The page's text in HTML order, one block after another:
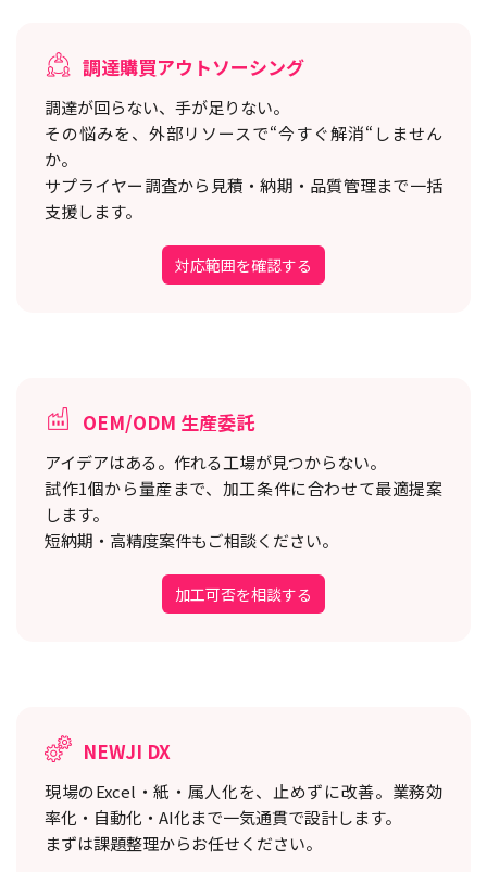
調達購買アウトソーシング
調達が回らない、手が足りない。
その悩みを、外部リソースで“今すぐ解消“しません
か。
サプライヤー調査から見積・納期・品質管理まで一括
支援します。
対応範囲を確認する
OEM/ODM 生産委託
アイデアはある。作れる工場が見つからない。
試作1個から量産まで、加工条件に合わせて最適提案
します。
短納期・高精度案件もご相談ください。
加工可否を相談する
NEWJI DX
現場のExcel・紙・属人化を、止めずに改善。 業務効
率化・自動化・AI化まで一気通貫で設計します。
まずは課題整理からお任せください。